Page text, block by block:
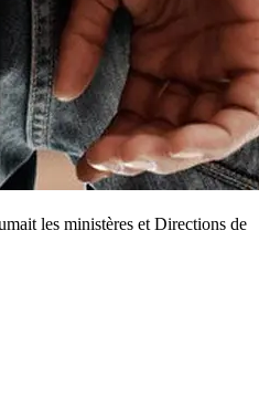
les ministères et Directions de